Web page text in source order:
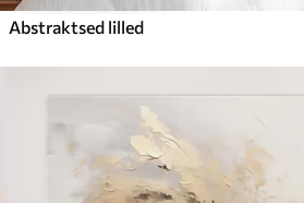
Abstraktsed lilled